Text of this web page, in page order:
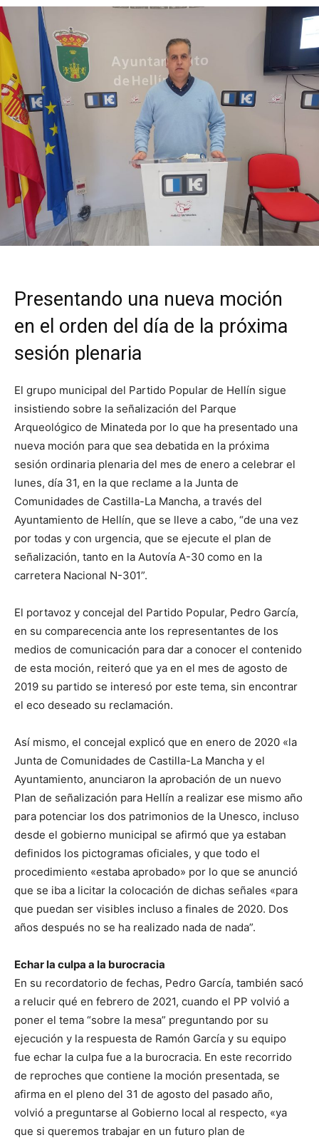
Presentando una nueva moción
en el orden del día de la próxima
sesión plenaria
El grupo municipal del Partido Popular de Hellín sigue
insistiendo sobre la señalización del Parque
Arqueológico de Minateda por lo que ha presentado una
nueva moción para que sea debatida en la próxima
sesión ordinaria plenaria del mes de enero a celebrar el
lunes, día 31, en la que reclame a la Junta de
Comunidades de Castilla-La Mancha, a través del
Ayuntamiento de Hellín, que se lleve a cabo, “de una vez
por todas y con urgencia, que se ejecute el plan de
señalización, tanto en la Autovía A-30 como en la
carretera Nacional N-301”.
El portavoz y concejal del Partido Popular, Pedro García,
en su comparecencia ante los representantes de los
medios de comunicación para dar a conocer el contenido
de esta moción, reiteró que ya en el mes de agosto de
2019 su partido se interesó por este tema, sin encontrar
el eco deseado su reclamación.
Así mismo, el concejal explicó que en enero de 2020 «la
Junta de Comunidades de Castilla-La Mancha y el
Ayuntamiento, anunciaron la aprobación de un nuevo
Plan de señalización para Hellín a realizar ese mismo año
para potenciar los dos patrimonios de la Unesco, incluso
desde el gobierno municipal se afirmó que ya estaban
definidos los pictogramas oficiales, y que todo el
procedimiento «estaba aprobado» por lo que se anunció
que se iba a licitar la colocación de dichas señales «para
que puedan ser visibles incluso a finales de 2020. Dos
años después no se ha realizado nada de nada”.
Echar la culpa a la burocracia
En su recordatorio de fechas, Pedro García, también sacó
a relucir qué en febrero de 2021, cuando el PP volvió a
poner el tema “sobre la mesa” preguntando por su
ejecución y la respuesta de Ramón García y su equipo
fue echar la culpa fue a la burocracia. En este recorrido
de reproches que contiene la moción presentada, se
afirma en el pleno del 31 de agosto del pasado año,
volvió a preguntarse al Gobierno local al respecto, «ya
que si queremos trabajar en un futuro plan de